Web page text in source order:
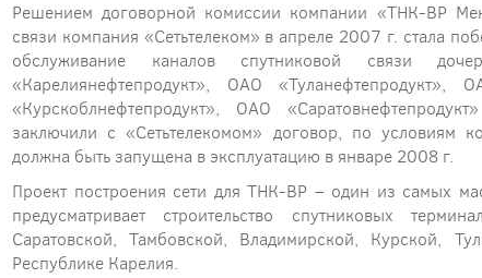
Решением договорной комиссии компании «ТНК-BP
связи компания «Сетьтелеком» в апреле 2007 г. стала
обслуживание каналов спутниковой связи
«Карелиянефтепродукт», ОАО «Туланефтепродукт»,
«Курскоблнефтепродукт», ОАО
заключили с «Сетьтелекомом» договор, по условиям
должна быть запущена в эксплуатацию в январе 2008 г.
Проект построения сети для ТНК-ВР – один из самых
предусматривает строительство спутниковых
Саратовской, Тамбовской, Владимирской, Курской,
Республике Карелия.